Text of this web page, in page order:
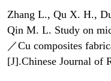
Zhang L., Qu X. H.,
Qin M. L. Study on
／Cu composites
[J].Chinese Journal of